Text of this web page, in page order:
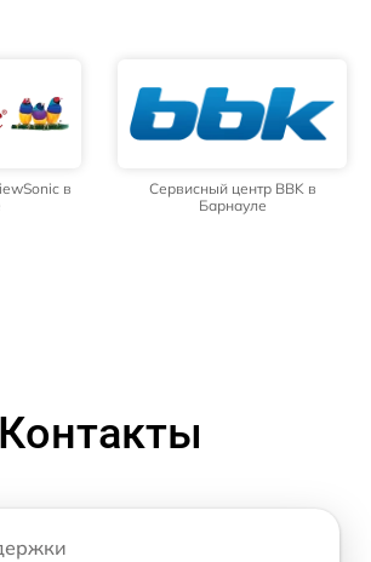
в
Сервисный центр BBK в
Барнауле
Контакты